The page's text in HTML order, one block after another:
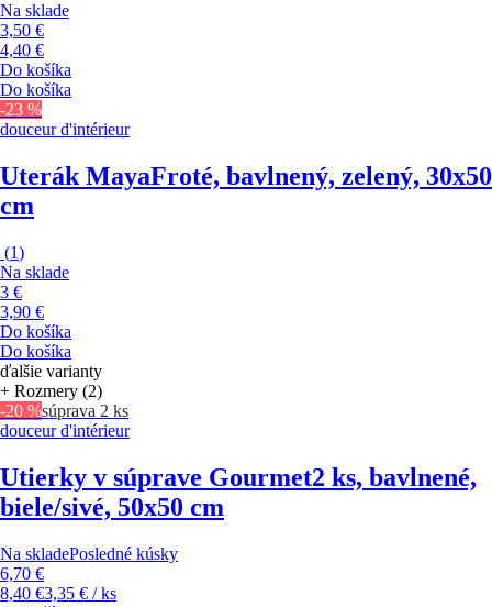
Na sklade
3,50 €
4,40 €
Do košíka
Do košíka
-23 %
douceur d'intérieur
Uterák MayaFroté, bavlnený, zelený, 30x50
cm
(1)
Na sklade
3 €
3,90 €
Do košíka
Do košíka
ďalšie varianty
+ Rozmery (2)
-20 %súprava 2 ks
douceur d'intérieur
Utierky v súprave Gourmet2 ks, bavlnené,
biele/sivé, 50x50 cm
Na skladePosledné kúsky
6,70 €
8,40 €3,35 € / ks